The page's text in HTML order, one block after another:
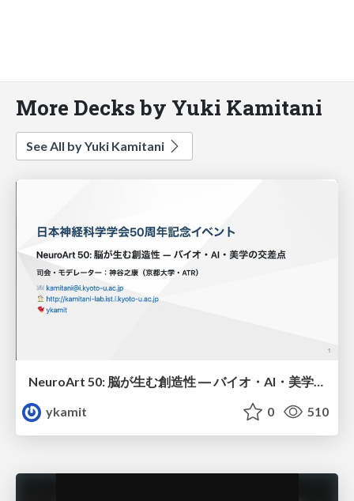
More Decks by Yuki Kamitani
See All by Yuki Kamitani
NeuroArt 50: 脳が生む創造性 ― バイオ・AI・美学の交差点（趣旨説明）
ykamit
0 510